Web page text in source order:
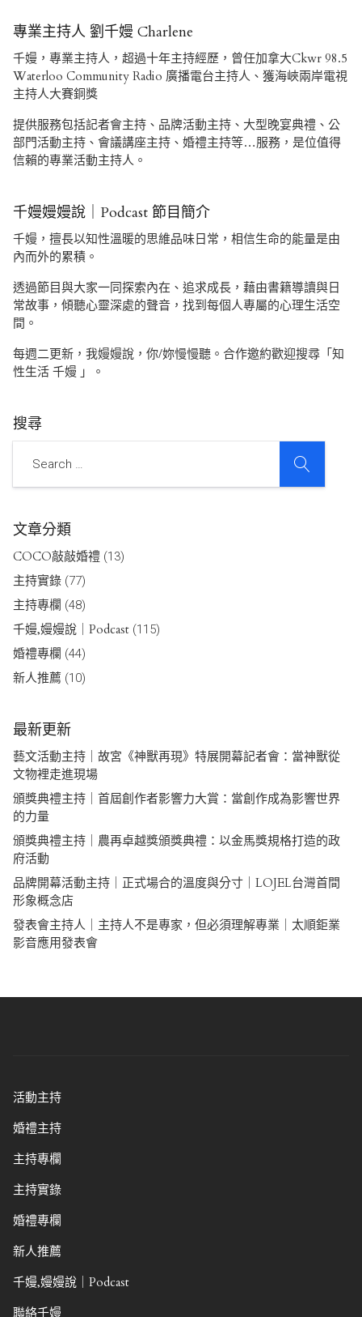
專業主持人 劉千嫚 Charlene
千嫚，專業主持人，超過十年主持經歷，曾任加拿大Ckwr 98.5
Waterloo Community Radio 廣播電台主持人、獲海峽兩岸電視
主持人大賽銅獎
提供服務包括記者會主持、品牌活動主持、大型晚宴典禮、公
部門活動主持、會議講座主持、婚禮主持等…服務，是位值得
信賴的專業活動主持人。
千嫚嫚嫚說｜Podcast 節目簡介
千嫚，擅長以知性溫暖的思維品味日常，相信生命的能量是由
內而外的累積。
透過節目與大家一同探索內在、追求成長，藉由書籍導讀與日
常故事，傾聽心靈深處的聲音，找到每個人專屬的心理生活空
間。
每週二更新，我嫚嫚說，你/妳慢慢聽。合作邀約歡迎搜尋「知
性生活 千嫚 」。
搜尋
文章分類
COCO敲敲婚禮 (13)
主持實錄 (77)
主持專欄 (48)
千嫚,嫚嫚說｜Podcast (115)
婚禮專欄 (44)
新人推薦 (10)
最新更新
藝文活動主持｜故宮《神獸再現》特展開幕記者會：當神獸從
文物裡走進現場
頒獎典禮主持｜首屆創作者影響力大賞：當創作成為影響世界
的力量
頒獎典禮主持｜農再卓越獎頒獎典禮：以金馬獎規格打造的政
府活動
品牌開幕活動主持｜正式場合的溫度與分寸｜LOJEL台灣首間
形象概念店
發表會主持人｜主持人不是專家，但必須理解專業｜太順鉅業
影音應用發表會
活動主持
婚禮主持
主持專欄
主持實錄
婚禮專欄
新人推薦
千嫚,嫚嫚說｜Podcast
聯絡千嫚